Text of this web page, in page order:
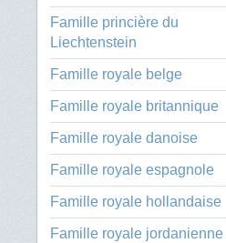
Famille princière du
Liechtenstein
Famille royale belge
Famille royale britannique
Famille royale danoise
Famille royale espagnole
Famille royale hollandaise
Famille royale jordanienne